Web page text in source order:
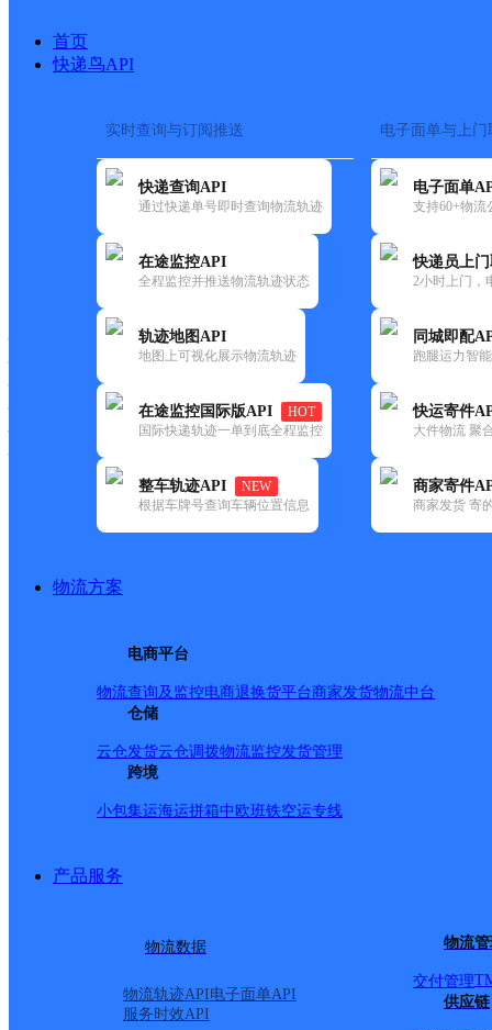
首页
快递鸟API
实时查询与订阅推送
快递查询API
通过快递单号即时查询物流轨迹
在途监控API
全程监控并推送物流轨迹状态
轨迹地图API
地图上可视化展示物流轨迹
在途监控国际版API
HOT
国际快递轨迹一单到底全程监控
整车轨迹API
NEW
根据车牌号查询车辆位置信息
电子面单与上门
电子面单
支持60+物流
快递员上
2小时上门，
同城即配
跑腿运力智
快运寄件
大件物流 聚
商家寄件
商家发货 寄
物流方案
电商平台
物流查询及监控电商退换货平台商家发货物流中台
仓储
云仓发货云仓调拨物流监控发货管理
跨境
小包集运海运拼箱中欧班铁空运专线
产品服务
物流数据
物流轨迹API电子面单API
服务时效API
物流
交付管理
供应链
快递大全> 快递网
快运大全 快递时效
网点筛选
中通快递(9)
抚松县(54)
浑江区,白山市,快递网点
派送范围:全境详情